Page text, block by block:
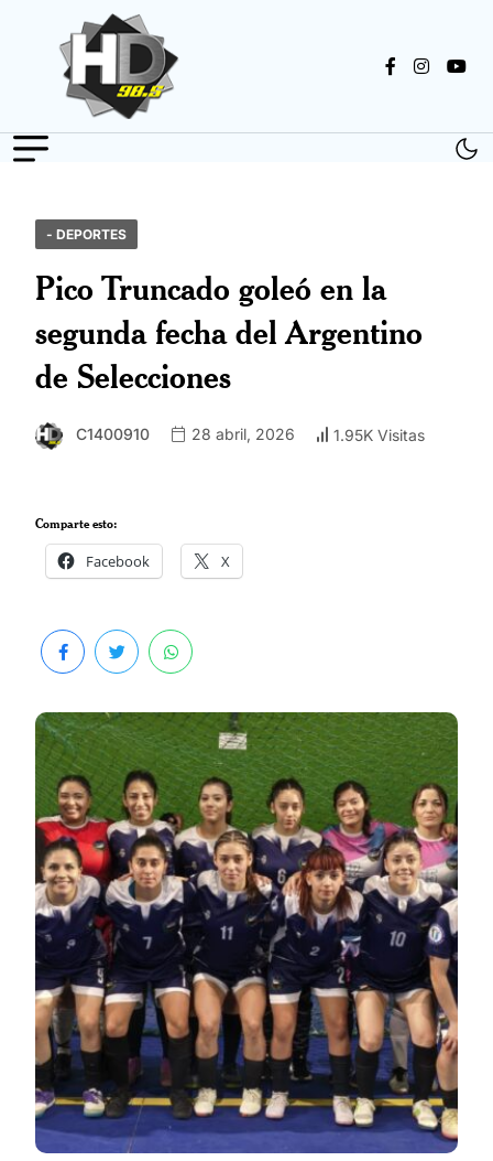
- DEPORTES
Pico Truncado goleó en la
segunda fecha del Argentino
de Selecciones
C1400910 28 abril, 2026 1.95K Visitas
Comparte esto:
Facebook X